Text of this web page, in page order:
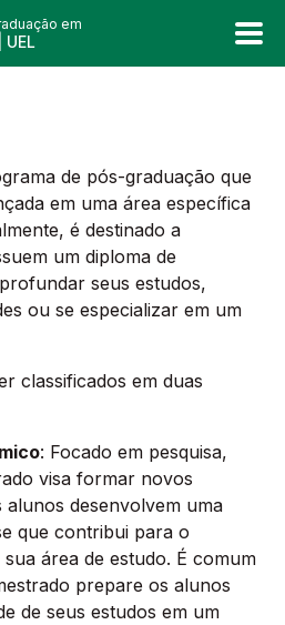
em
de pós-graduação que
em uma área específica
é destinado a
um diploma de
seus estudos,
ou se especializar em um
classificados em duas
: Focado em pesquisa,
visa formar novos
alunos desenvolvem uma
que contribui para o
área de estudo. É comum
prepare os alunos
de seus estudos em um